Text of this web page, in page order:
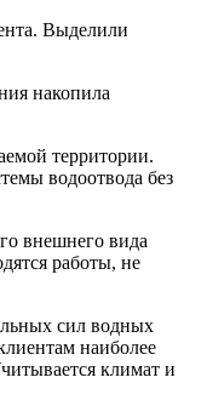
Выделили
накопила
территории.
водоотвода без
внешнего вида
работы, не
сил водных
наиболее
климат и